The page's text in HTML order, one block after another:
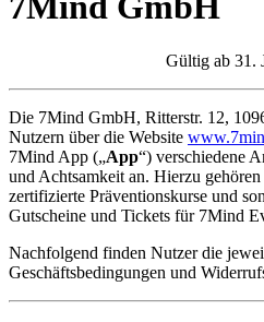
Gültig ab 31.
Die 7Mind GmbH, Ritterstr. 12,
Nutzern über die Website
7Mind App („App“) verschiedene
und Achtsamkeit an. Hierzu
zertifizierte Präventionskurse und
Gutscheine und Tickets für 7Mind
Nachfolgend finden Nutzer die
Geschäftsbedingungen und